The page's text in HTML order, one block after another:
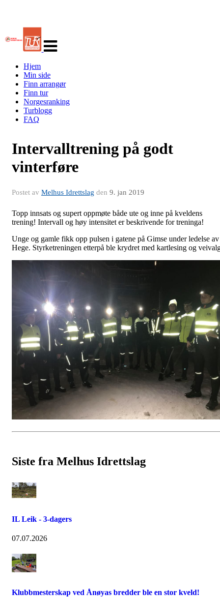
navigasjon
Hjem
Min side
Finn arrangør
Finn tur
Norgesranking
Turblogg
FAQ
Intervalltrening på godt
vinterføre
Postet av Melhus Idrettslag den 9. jan 2019
Topp innsats og supert oppmøte både ute og inne på kveldens
trening! Intervall og høy intensitet er beskrivende for treninga!
Unge og gamle fikk opp pulsen i gatene på Gimse under ledelse av
Hege. Styrketreningen etterpå ble krydret med kartlesing og
Siste fra Melhus Idrettslag
IL Leik - 3-dagers
07.07.2026
Klubbmesterskap ved Ånøyas bredder ble en stor kveld!